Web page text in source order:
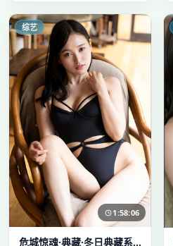
综艺
1:58:06
危城惊魂·典藏·冬日典藏系